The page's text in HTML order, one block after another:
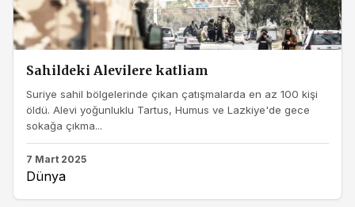
Sahildeki Alevilere katliam
Suriye sahil bölgelerinde çıkan çatışmalarda en az 100 kişi
öldü. Alevi yoğunluklu Tartus, Humus ve Lazkiye'de gece
sokağa çıkma...
7 Mart 2025
Dünya